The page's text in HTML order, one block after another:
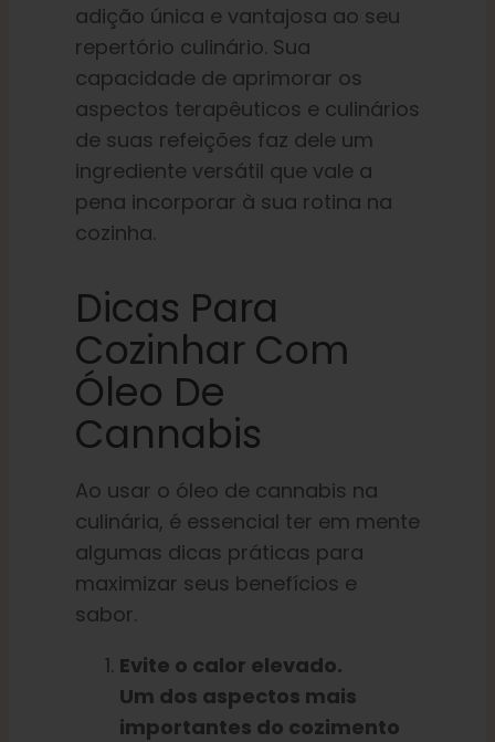
adição única e vantajosa ao seu
repertório culinário. Sua
capacidade de aprimorar os
aspectos terapêuticos e culinários
de suas refeições faz dele um
ingrediente versátil que vale a
pena incorporar à sua rotina na
cozinha.
Dicas Para
Cozinhar Com
Óleo De
Cannabis
Ao usar o óleo de cannabis na
culinária, é essencial ter em mente
algumas dicas práticas para
maximizar seus benefícios e
sabor.
Evite o calor elevado.
Um dos aspectos mais
importantes do cozimento